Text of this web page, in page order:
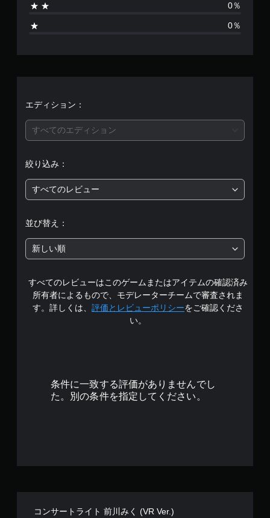
、
段
階
の
4
.
6
0％
0％
エディション：
すべてのエディション
絞り込み：
すべてのレビュー
並び替え：
新しい順
すべてのレビューはこのゲームまたはアイテムの確認済み
所有者によるもので、モデレーターチームで審査されま
す。詳しくは、 評価とレビューポリシーをご確認くださ
い。
条件に一致する評価がありませんでし
た。別の条件を指定してください。
コンサートライト 前川みく (VR Ver.)